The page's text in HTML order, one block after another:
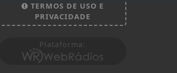
TERMOS DE USO E
PRIVACIDADE
Plataforma: